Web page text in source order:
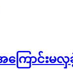
ကြောင်းမ